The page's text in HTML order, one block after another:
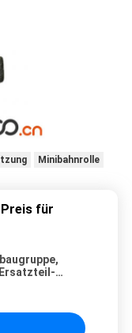
Minibahnrolle
für